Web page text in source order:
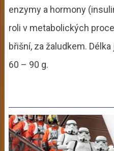
enzymy a hormony
roli v metabolických
břišní, za žaludkem.
60 – 90 g.